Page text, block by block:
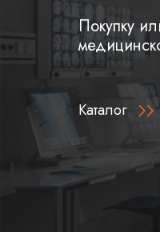
Покупку
Каталог